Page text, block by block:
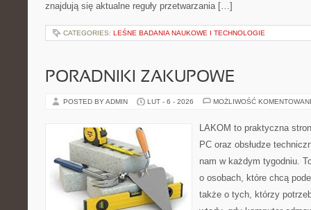
znajdują się aktualne reguły przetwarzania […]
CATEGORIES: LEŚNE BADANIA NAUKOWE I TECHNOLOGIE
PORADNIKI ZAKUPOWE
POSTED BY ADMIN LUT - 6 - 2026 MOŻLIWOŚĆ
LAKOM to praktyczna
PC oraz obsłudze
nam w każdym tygodniu.
o osobach, które chcą
także o tych, którzy